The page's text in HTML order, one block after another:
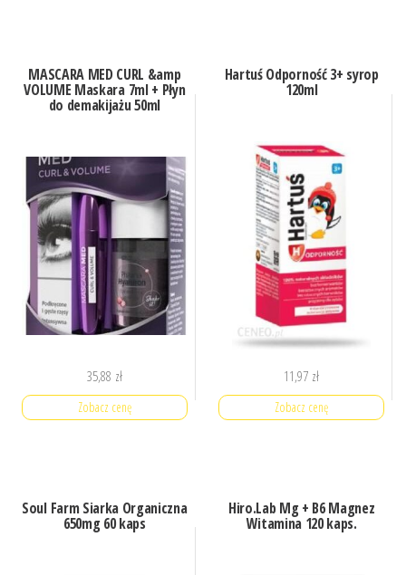
MASCARA MED CURL &amp
VOLUME Maskara 7ml + Płyn
do demakijażu 50ml
35,88 zł
Zobacz cenę
Hartuś Odporność 3+ syrop
120ml
11,97 zł
Zobacz cenę
Soul Farm Siarka Organiczna
650mg 60 kaps
Hiro.Lab Mg + B6 Magnez
Witamina 120 kaps.